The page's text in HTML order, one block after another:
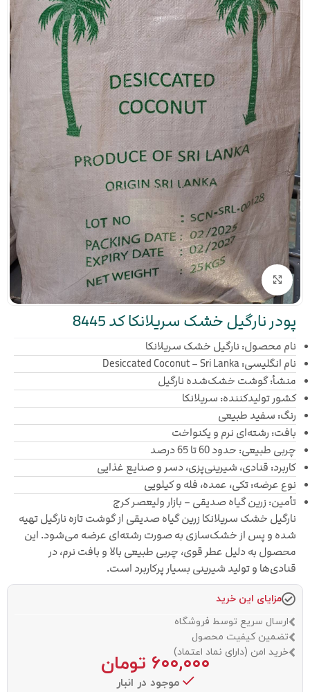
بزرگنمایی تصویر
پودر نارگیل خشک سریلانکا کد 8445
نام محصول: نارگیل خشک سریلانکا
نام انگلیسی: Desiccated Coconut – Sri Lanka
منشأ: گوشت خشک‌شده نارگیل
کشور تولیدکننده: سریلانکا
رنگ: سفید طبیعی
بافت: رشته‌ای نرم و یکنواخت
چربی طبیعی: حدود 60 تا 65 درصد
کاربرد: قنادی، شیرینی‌پزی، دسر و صنایع غذایی
نوع عرضه: تکی، عمده، فله و کیلویی
تأمین: زرین گیاه صدیقی – بازار ولیعصر کرج
نارگیل خشک سریلانکا زرین گیاه صدیقی از گوشت تازه نارگیل تهیه
شده و پس از خشک‌سازی به صورت رشته‌ای عرضه می‌شود. این
محصول به دلیل عطر قوی، چربی طبیعی بالا و بافت نرم، در
قنادی‌ها و تولید شیرینی بسیار پرکاربرد است.
مزایای این خرید
ارسال سریع توسط فروشگاه
تضمین کیفیت محصول
خرید امن (دارای نماد اعتماد)
۶۰۰,۰۰۰ تومان
موجود در انبار